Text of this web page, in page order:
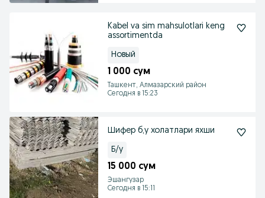
Kabel va sim mahsulotlari keng
assortimentda
Новый
1 000 сум
Ташкент, Алмазарский район
Сегодня в 15:23
Шифер б,у холатлари яхши
Б/у
15 000 сум
Эшангузар
Сегодня в 15:11